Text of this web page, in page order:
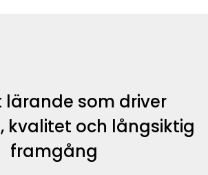
lärande som driver
kvalitet och långsiktig
framgång